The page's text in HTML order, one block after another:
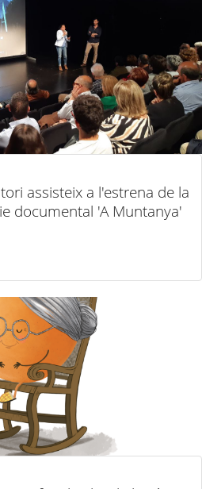
assisteix a l'estrena de la
documental 'A Muntanya'